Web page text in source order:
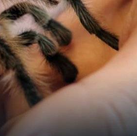
FILMY VERSUS
REALITA
HORORY VERSUS
REALITA
OPTICKÉ ILUZE A
KLAMY